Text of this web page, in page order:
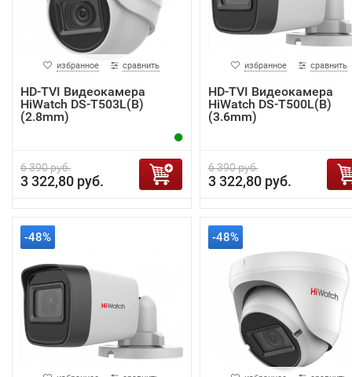
избранное сравнить
HD-TVI Видеокамера
HiWatch DS-T503L(B)
(2.8mm)
6 390 руб.
3 322,80 руб.
избранное сравнить
HD-TVI Видеокамера
HiWatch DS-T500L(B)
(3.6mm)
6 390 руб.
3 322,80 руб.
-48% -48%